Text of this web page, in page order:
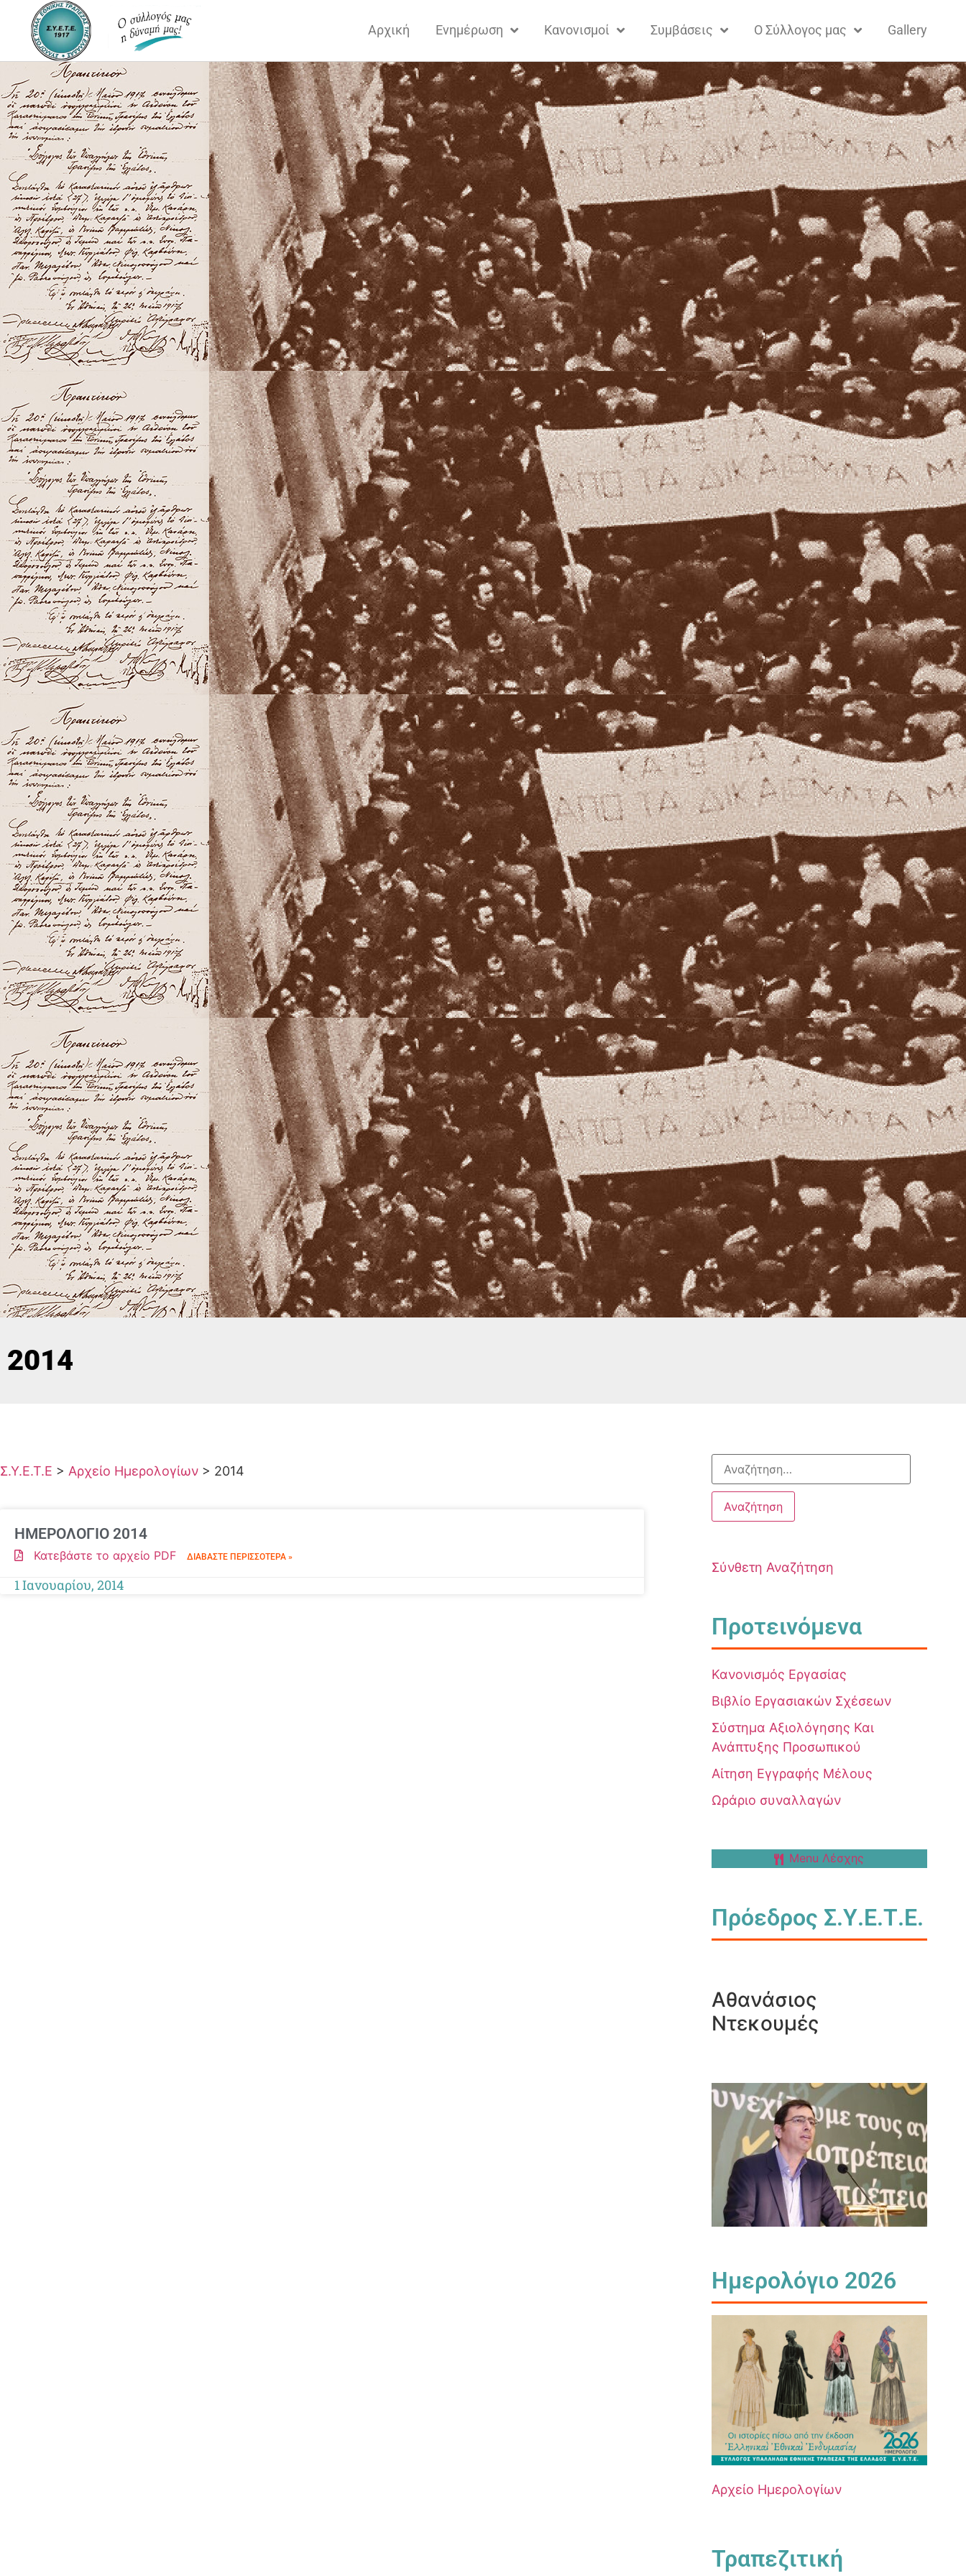
Αρχική Ενημέρωση Κανονισμοί Συμβάσεις Ο Σύλλογος μας Gallery
2014
Σ.Υ.Ε.Τ.Ε > Αρχείο Ημερολογίων > 2014
ΗΜΕΡΟΛΟΓΙΟ 2014
Κατεβάστε το αρχείο PDF ΔΙΑΒΆΣΤΕ ΠΕΡΙΣΣΌΤΕΡΑ »
1 Ιανουαρίου, 2014
Σύνθετη Αναζήτηση
Προτεινόμενα
Κανονισμός Εργασίας
Βιβλίο Εργασιακών Σχέσεων
Σύστημα Αξιολόγησης Και
Ανάπτυξης Προσωπικού
Αίτηση Εγγραφής Μέλους
Ωράριο συναλλαγών
Menu Λέσχης
Πρόεδρος Σ.Υ.Ε.Τ.Ε.
Αθανάσιος
Ντεκουμές
Ημερολόγιο 2026
Αρχείο Ημερολογίων
Τραπεζιτική